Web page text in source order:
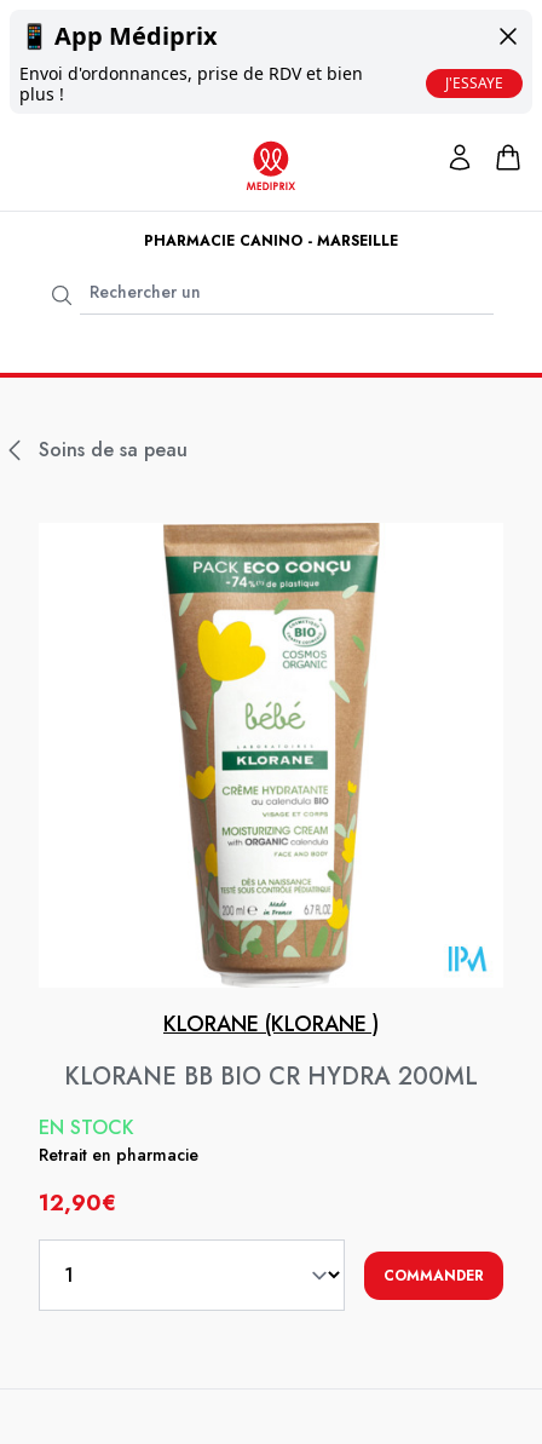
📱 App Médiprix
Envoi d'ordonnances, prise de RDV et bien
plus !
J'ESSAYE
PHARMACIE CANINO - MARSEILLE
Soins de sa peau
KLORANE (KLORANE )
KLORANE BB BIO CR HYDRA 200ML
EN STOCK
Retrait en pharmacie
12,90€
COMMANDER